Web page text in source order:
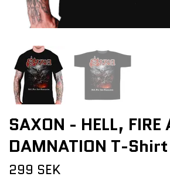
SAXON - HELL, FIRE
DAMNATION T-Shirt
299 SEK